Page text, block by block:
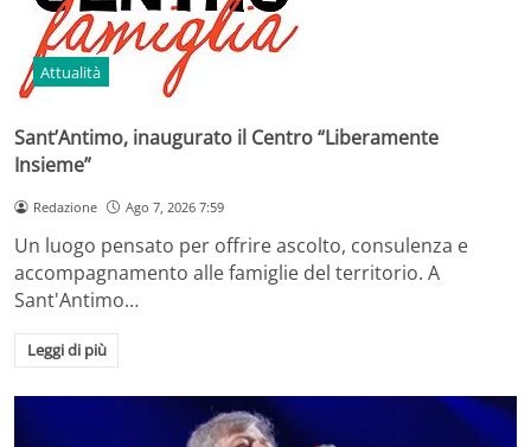
Attualità
Sant’Antimo, inaugurato il Centro “Liberamente
Insieme”
Redazione Ago 7, 2026 7:59
Un luogo pensato per offrire ascolto, consulenza e
accompagnamento alle famiglie del territorio. A
Sant'Antimo…
Leggi di più